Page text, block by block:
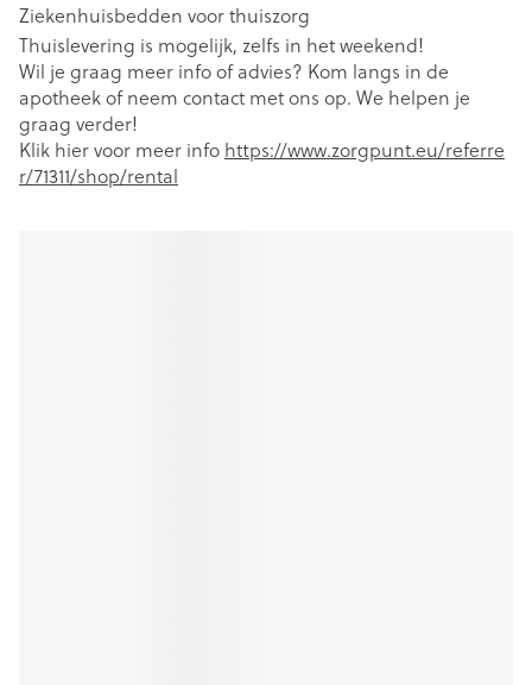
Ziekenhuisbedden voor thuiszorg
Thuislevering is mogelijk, zelfs in het weekend!
Wil je graag meer info of advies? Kom langs in de
apotheek of neem contact met ons op. We helpen je
graag verder!
Klik hier voor meer info https://www.zorgpunt.eu/referre
r/71311/shop/rental